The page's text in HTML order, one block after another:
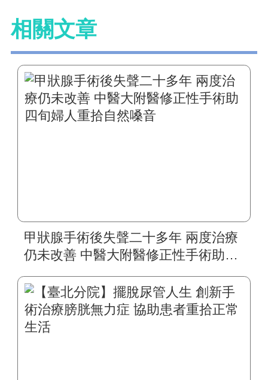
相關文章
甲狀腺手術後失聲二十多年 兩度治療
仍未改善 中醫大附醫修正性手術助四